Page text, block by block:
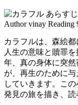
Author vinay Reading
カラフルは、森絵
人生の意味と贖罪
年、真の身体に突
が、再生のために
していきます。こ
発見の旅を描き、読